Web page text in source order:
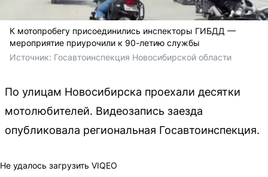
К мотопробегу присоединились инспекторы ГИБДД —
мероприятие приурочили к 90-летию службы
Источник: Госавтоинспекция Новосибирской области
По улицам Новосибирска проехали десятки
мотолюбителей. Видеозапись заезда
опубликовала региональная Госавтоинспекция.
Не удалось загрузить VIQEO